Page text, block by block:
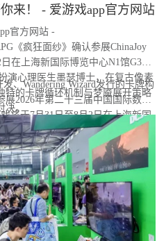
来！ - 爱游戏app官方网站
官方网站 -
《疯狂面纱》确认参展ChinaJoy
在上海新国际博览中心N1馆G306
演心理医生墨瑟博士，在复古像素
特的卡牌循环机制与梦魇展开策略
决。
、Wandering Wizard发行的卡牌构
展2026年第二十三届中国国际数码
将于7月31日至8月2日在上海新国
届时玩家可前往蜗牛游戏展台亲身
狂面纱》Steam商店页现已上线，
加入愿望单。